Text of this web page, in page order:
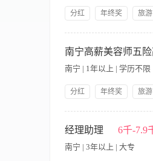
职业素养和道德； 5、性格
分红 年终奖 旅游
是让员工影响你的决策和
助公司创造盈利。在实现
长工作经历； 2、具有良
班：13：00-22：00 福利
同行业更有竞争力的阶梯
金、工龄补贴、分红、生
南宁高薪美容师五
南宁 | 1年以上 | 学历不限
分红 年终奖 旅游
各项运营标准 4、准确有
优先，户籍不限； 2、年
动灵活； 5、性格开朗、
经理助理 6千-7.9
南宁 | 3年以上 | 大专